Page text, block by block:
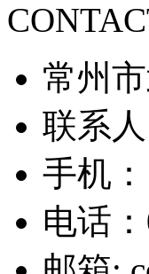
常州
联系
手机
电话